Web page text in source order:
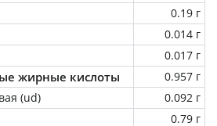
0.19 г
0.014 г
0.017 г
жирные кислоты
0.957 г
(ud)
0.092 г
0.79 г